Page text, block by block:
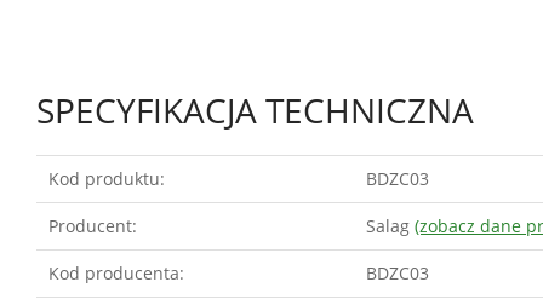
SPECYFIKACJA TECHNICZNA
Kod produktu: BDZC03
Producent: Salag (zobacz dane
Kod producenta: BDZC03